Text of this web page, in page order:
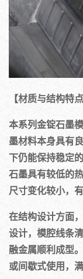
【材质与结构特点
本系列金锭石墨
墨材料本身具有
下仍能保持稳定
石墨具有较低的
尺寸变化较小，
在结构设计方面
设计，模腔线条
融金属顺利成型
或间歇式使用，